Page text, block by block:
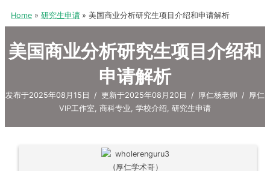
Home 研究生申请 美国商业分析研究生项目介绍和申请解析
美国商业分析研究生项目介绍和
申请解析
发布于2025年08月15日 / 更新于2025年08月20日 / 厚仁杨老师 / 厚仁
VIP工作室, 商科专业, 学校介绍, 研究生申请